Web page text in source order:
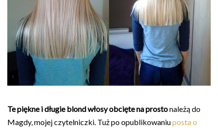
Te piękne i długie blond włosy obcięte na prostonależą do
Magdy, mojej czytelniczki. Tuż po opublikowaniuposta o